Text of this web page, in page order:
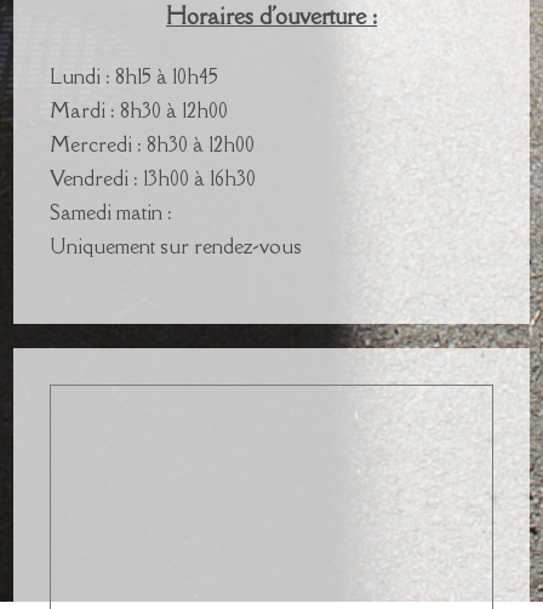
Horaires d'ouverture :
Lundi : 8h15 à 10h45
Mardi : 8h30 à 12h00
Mercredi : 8h30 à 12h00
Vendredi : 13h00 à 16h30
Samedi matin :
Uniquement sur rendez-vous